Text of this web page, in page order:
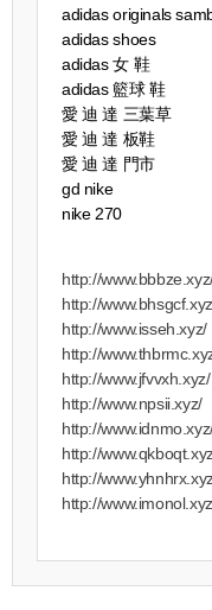
adidas originals
adidas shoes
adidas 女 鞋
adidas 籃球 鞋
愛 迪 達 三葉草
愛 迪 達 板鞋
愛 迪 達 門市
gd nike
nike 270
http://
http://
http://www.isseh.xyz/
http://
http://www.jfvvxh.xyz/
http://www.npsii.xyz/
http://
http://
http://
http://